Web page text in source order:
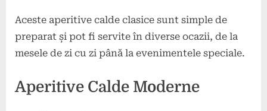
Aceste aperitive calde clasice sunt simple de
preparat și pot fi servite în diverse ocazii, de la
mesele de zi cu zi până la evenimentele speciale.
Aperitive Calde Moderne